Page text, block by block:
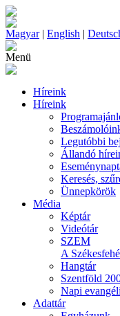
Magyar| English |
Menü
Híreink
Híreink
Legutóbbi
Állandó
Keresés,
Ünnepkörök
Média
Képtár
Videótár
SZEM
A
Hangtár
Szentföld
Napi
Adattár